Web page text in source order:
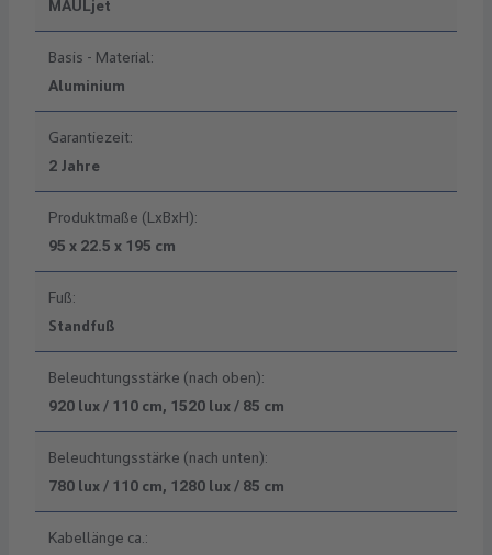
MAULjet
Basis - Material:
Aluminium
Garantiezeit:
2 Jahre
Produktmaße (LxBxH):
95 x 22.5 x 195 cm
Fuß:
Standfuß
Beleuchtungsstärke (nach oben):
920 lux / 110 cm, 1520 lux / 85 cm
Beleuchtungsstärke (nach unten):
780 lux / 110 cm, 1280 lux / 85 cm
Kabellänge ca.: